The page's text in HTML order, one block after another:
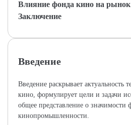
Влияние фонда кино на
Заключение
Введение
Введение раскрывает актуальность
кино, формулирует цели и задачи
общее представление о значимости
кинопромышленности.